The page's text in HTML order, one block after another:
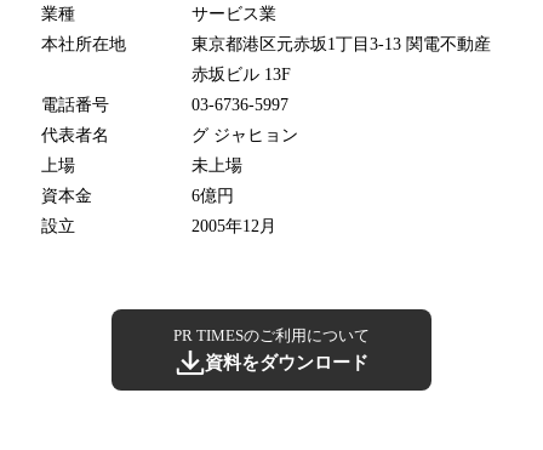
業種
サービス業
本社所在地
東京都港区元赤坂1丁目3-13 関電不動産
赤坂ビル 13F
電話番号
03-6736-5997
代表者名
グ ジャヒョン
上場
未上場
資本金
6億円
設立
2005年12月
PR TIMESのご利用について
資料をダウンロード